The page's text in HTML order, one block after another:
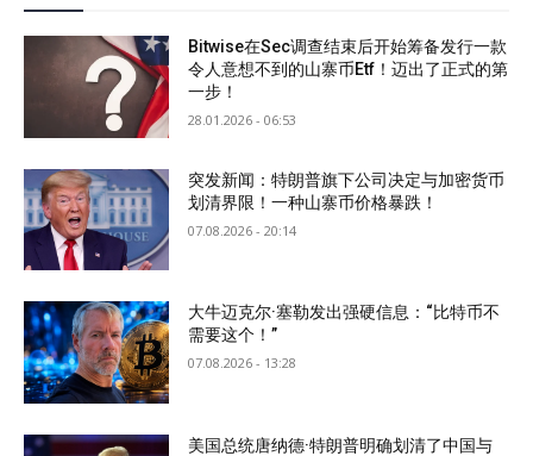
Bitwise在Sec调查结束后开始筹备发行一款
令人意想不到的山寨币Etf！迈出了正式的第
一步！
28.01.2026 - 06:53
突发新闻：特朗普旗下公司决定与加密货币
划清界限！一种山寨币价格暴跌！
07.08.2026 - 20:14
大牛迈克尔·塞勒发出强硬信息：“比特币不
需要这个！”
07.08.2026 - 13:28
美国总统唐纳德·特朗普明确划清了中国与